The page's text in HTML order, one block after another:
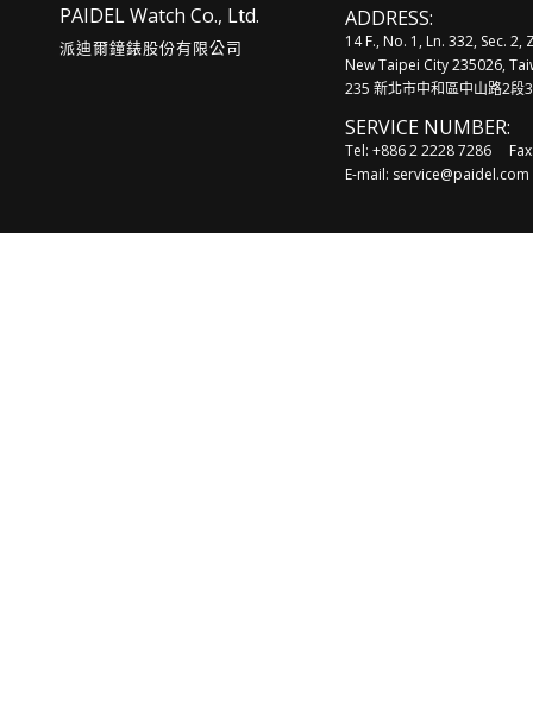
PAIDEL Watch Co., Ltd.
派迪爾鐘錶股份有限公司
ADDRESS:
14 F., No. 1, Ln. 332, Sec.
New Taipei City 235026,
235 新北市中和區中山路2段
SERVICE NUMBER:
Tel: +886 2 2228 7286
E-mail: service@paidel.com